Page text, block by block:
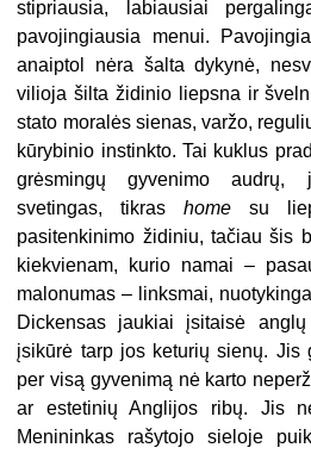
stipriausia, labiausiai
pavojingiausia menui.
anaiptol nėra šalta dykynė,
vilioja šilta židinio liepsna ir
stato moralės sienas, varžo,
kūrybinio instinkto. Tai kuklus
grėsmingų gyvenimo audrų,
svetingas, tikrashome su
pasitenkinimo židiniu, tačiau šis
kiekvienam, kurio namai –
malonumas – linksmai,
Dickensas jaukiai įsitaisė
įsikūrė tarp jos keturių sienų. Jis
per visą gyvenimą nė karto
ar estetinių Anglijos ribų. Jis
Menininkas rašytojo sieloje